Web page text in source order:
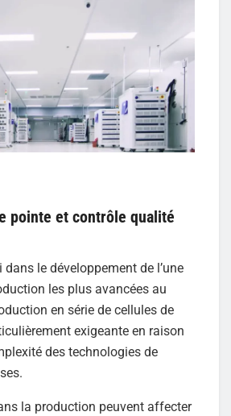
pointe et contrôle qualité
le développement de l’une
les plus avancées au
en série de cellules de
exigeante en raison
des technologies de
la production peuvent affecter